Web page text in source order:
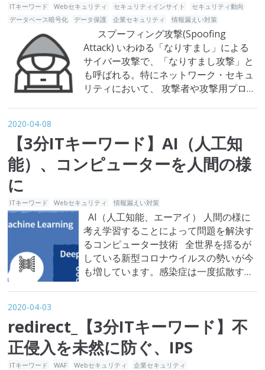
ITキーワード Webセキュリティ セキュリティインサイト
セキュリティ動向
データベース暗号化
データ保護 企業セキュリティ 情報漏えい対策
スプーフィング攻撃(Spoofing
Attack) いわゆる「なりすまし」による
サイバー攻撃で、「なりすまし攻撃」と
も呼ばれる。特にネットワーク・セキュ
リティにおいて、 攻撃者や攻撃用プログ
味です。同様に、スプーフィング攻撃は
「相手をだます」という手法を利用した
攻撃です…
2020-04-08
【3分ITキーワード】AI（人工知
能）、コンピューターを人間の様
に
ITキーワード Webセキュリティ 情報漏えい対策
AI（人工知能、エーアイ） 人間の様に
考え学習することによって問題を解決す
るコンピューター技術 全世界を揺るが
している新型コロナウイルスの勢いが今
も増しています。感染症は一度拡散すれ
ナウイルスの発病を初めて予測したのが
だれなのかに注目が集まりました。カナ
ダの某企業はAIに基づいたアル…
2020-04-03
redirect_【3分ITキーワード】不
正侵入を未然に防ぐ、IPS
ITキーワード WAF Webセキュリティ 企業セキュリティ